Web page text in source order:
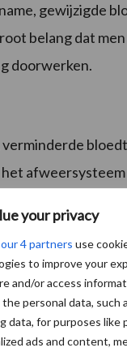
your privacy
our 4 partners use
to improve your
and/or access
personal data, such
data, for purposes like
ads and content,
gewijzigde
belang dat
doorwerken.
afweersysteem
sneller
en meer
nog merkbaar.
in het rantsoen